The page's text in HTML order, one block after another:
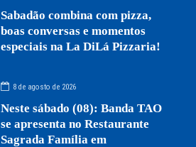
Sabadão combina com pizza,
boas conversas e momentos
especiais na La DiLá Pizzaria!
8 de agosto de 2026
Neste sábado (08): Banda TAO
se apresenta no Restaurante
Sagrada Família em